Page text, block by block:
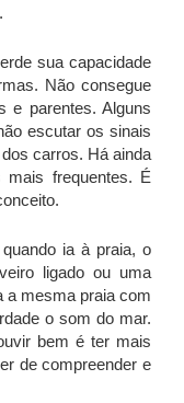
sua capacidade
Não consegue
e parentes. Alguns
escutar os sinais
carros. Há ainda
frequentes. É
ia à praia, o
ligado ou uma
a mesma praia com
o som do mar.
bem é ter mais
de compreender e